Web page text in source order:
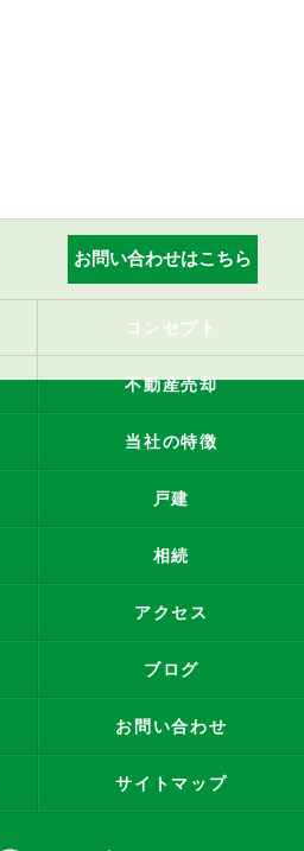
お問い合わせはこちら
コンセプト
不動産売却
当社の特徴
戸建
相続
アクセス
ブログ
お問い合わせ
サイトマップ